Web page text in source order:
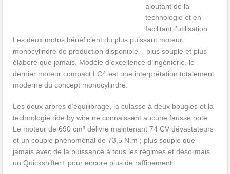
ajoutant de la
technologie et en
facilitant l’utilisation.
Les deux motos bénéficient du plus puissant moteur
monocylindre de production disponible – plus souple et plus
élaboré que jamais. Modèle d’excellence d’ingénierie, le
dernier moteur compact LC4 est une interprétation totalement
moderne du concept monocylindre.
Les deux arbres d’équilibrage, la culasse à deux bougies et la
technologie ride by wire ne connaissent aucune fausse note.
Le moteur de 690 cm³ délivre maintenant 74 CV dévastateurs
et un couple phénoménal de 73,5 N.m ; plus souple que
jamais avec de la puissance à tous les régimes et désormais
un Quickshifter+ pour encore plus de raffinement.